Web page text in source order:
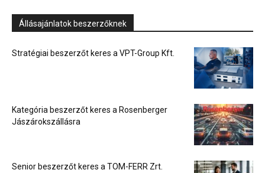
Állásajánlatok beszerzőknek
Stratégiai beszerzőt keres a VPT-Group Kft.
Kategória beszerzőt keres a Rosenberger
Jászárokszállásra
Senior beszerzőt keres a TOM-FERR Zrt.